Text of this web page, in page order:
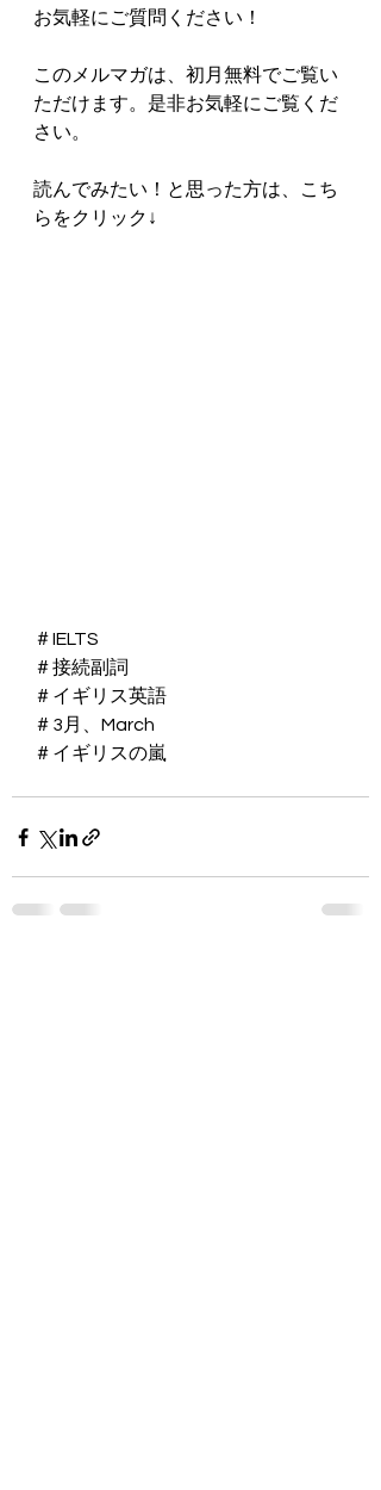
お気軽にご質問ください！
このメルマガは、初月無料でご覧い
ただけます。是非お気軽にご覧くだ
さい。
読んでみたい！と思った方は、こち
らをクリック↓
＃IELTS
＃接続副詞
＃イギリス英語
＃3月、March
＃イギリスの嵐